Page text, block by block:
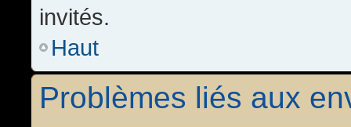
invités.
Haut
Problèmes liés aux